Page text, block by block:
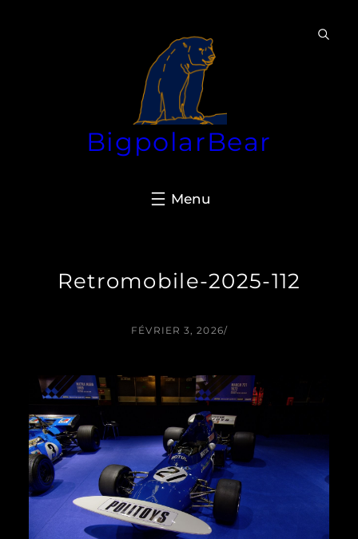
BigpolarBear
Retromobile-2025-112
FÉVRIER 3, 2026/